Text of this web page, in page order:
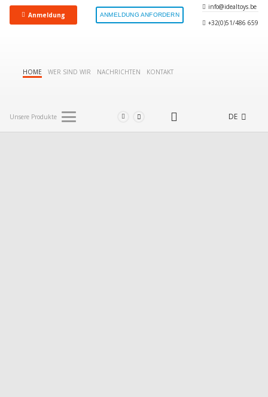
Anmeldung ANMELDUNG ANFORDERN
info@idealtoys.be
+32(0)51/486 659
HOME WER SIND WIR NACHRICHTEN KONTAKT
Unsere Produkte DE